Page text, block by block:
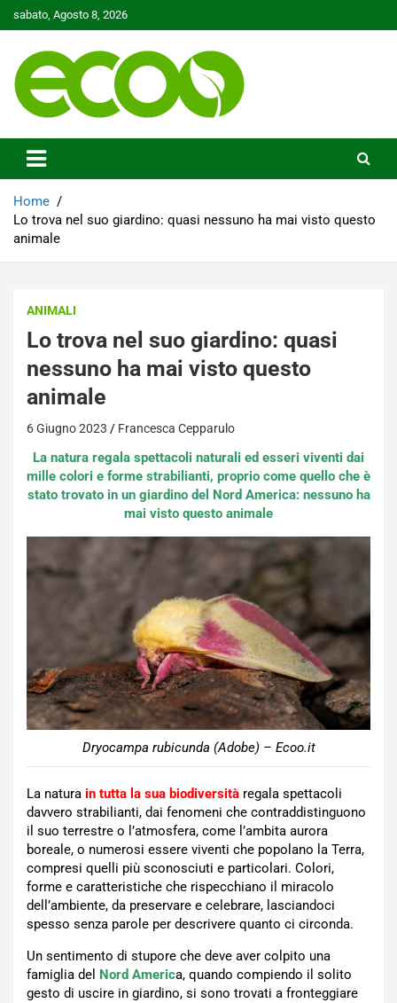
to
sabato, Agosto 8, 2026
Ecoo.it
Home
Lo trova nel suo giardino: quasi nessuno ha mai visto questo
animale
ANIMALI
Lo trova nel suo giardino: quasi
nessuno ha mai visto questo
animale
6 Giugno 2023 Francesca Cepparulo
La natura regala spettacoli naturali ed esseri viventi dai
mille colori e forme strabilianti, proprio come quello che è
stato trovato in un giardino del Nord America: nessuno ha
mai visto questo animale
Dryocampa rubicunda (Adobe) – Ecoo.it
La natura in tutta la sua biodiversità regala spettacoli
davvero strabilianti, dai fenomeni che contraddistinguono
il suo terrestre o l’atmosfera, come l’ambita aurora
boreale, o numerosi essere viventi che popolano la Terra,
compresi quelli più sconosciuti e particolari. Colori,
forme e caratteristiche che rispecchiano il miracolo
dell’ambiente, da preservare e celebrare, lasciandoci
spesso senza parole per descrivere quanto ci circonda.
Un sentimento di stupore che deve aver colpito una
famiglia del Nord America, quando compiendo il solito
gesto di uscire in giardino, si sono trovati a fronteggiare